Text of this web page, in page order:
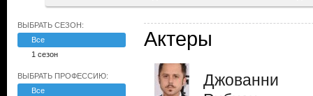
ВЫБРАТЬ СЕЗОН:
Все
1 сезон
ВЫБРАТЬ ПРОФЕССИЮ:
Все
Актеры
Джованни